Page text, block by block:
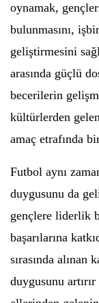
oynamak,
bulunmasını,
geliştirmesini
arasında güçlü
becerilerin
kültürlerden
amaç etrafında
Futbol aynı
duygusunu da
gençlere liderlik
başarılarına
sırasında
duygusunu